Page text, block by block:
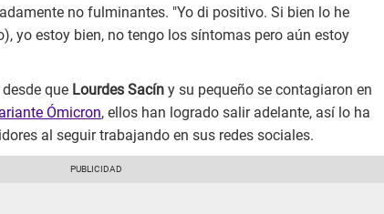
no fulminantes. "Yo di positivo. Si bien lo he
yo estoy bien, no tengo los síntomas pero aún estoy
que Lourdes Sacín y su pequeño se contagiaron en
Ómicron, ellos han logrado salir adelante, así lo ha
al seguir trabajando en sus redes sociales.